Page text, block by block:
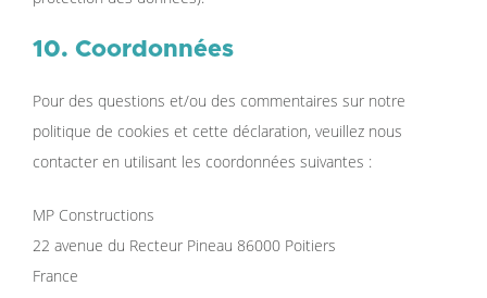
10. Coordonnées
Pour des questions et/ou des commentaires sur notre
politique de cookies et cette déclaration, veuillez nous
contacter en utilisant les coordonnées suivantes :
MP Constructions
22 avenue du Recteur Pineau 86000 Poitiers
France